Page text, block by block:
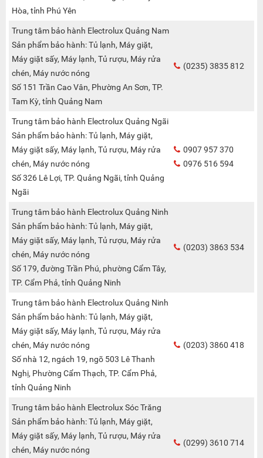
Hòa, tỉnh Phú Yên
Trung tâm bảo hành Electrolux Quảng Nam
Sản phẩm bảo hành: Tủ lạnh, Máy giặt,
Máy giặt sấy, Máy lạnh, Tủ rượu, Máy rửa
chén, Máy nước nóng
Số 151 Trần Cao Vân, Phường An Sơn, TP.
Tam Kỳ, tỉnh Quảng Nam
(0235) 3835 812
Trung tâm bảo hành Electrolux Quảng Ngãi
Sản phẩm bảo hành: Tủ lạnh, Máy giặt,
Máy giặt sấy, Máy lạnh, Tủ rượu, Máy rửa
chén, Máy nước nóng
Số 326 Lê Lợi, TP. Quảng Ngãi, tỉnh Quảng
Ngãi
0907 957 370
0976 516 594
Trung tâm bảo hành Electrolux Quảng Ninh
Sản phẩm bảo hành: Tủ lạnh, Máy giặt,
Máy giặt sấy, Máy lạnh, Tủ rượu, Máy rửa
chén, Máy nước nóng
Số 179, đường Trần Phú, phường Cẩm Tây,
TP. Cẩm Phả, tỉnh Quảng Ninh
(0203) 3863 534
Trung tâm bảo hành Electrolux Quảng Ninh
Sản phẩm bảo hành: Tủ lạnh, Máy giặt,
Máy giặt sấy, Máy lạnh, Tủ rượu, Máy rửa
chén, Máy nước nóng
Số nhà 12, ngách 19, ngõ 503 Lê Thanh
Nghị, Phường Cẩm Thạch, TP. Cẩm Phả,
tỉnh Quảng Ninh
(0203) 3860 418
Trung tâm bảo hành Electrolux Sóc Trăng
Sản phẩm bảo hành: Tủ lạnh, Máy giặt,
Máy giặt sấy, Máy lạnh, Tủ rượu, Máy rửa
chén, Máy nước nóng
(0299) 3610 714